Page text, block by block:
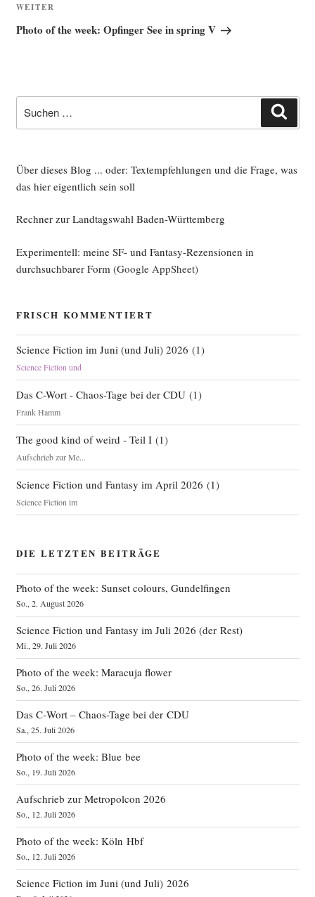
Nächster
Beitrag
WEITER
Photo of the week: Opfinger See in spring V
nach:
Über dieses Blog ... oder: Textempfehlungen und die Frage, was
das hier eigentlich sein soll
Rechner zur Landtagswahl Baden-Württemberg
Experimentell: meine SF- und Fantasy-Rezensionen in
durchsuchbarer Form (Google AppSheet)
FRISCH KOMMENTIERT
Science Fiction im Juni (und Juli) 2026 (1)
Science Fiction und
Das C-Wort - Chaos-Tage bei der CDU(1)
Frank Hamm
The good kind of weird - Teil I(1)
Aufschrieb zur Me...
Science Fiction und Fantasy im April 2026 (1)
Science Fiction im
DIE LETZTEN BEITRÄGE
Photo of the week: Sunset colours, Gundelfingen
So., 2. August 2026
Science Fiction und Fantasy im Juli 2026 (der Rest)
Mi., 29. Juli 2026
Photo of the week: Maracuja flower
So., 26. Juli 2026
Das C‑Wort – Chaos-Tage bei der CDU
Sa., 25. Juli 2026
Photo of the week: Blue bee
So., 19. Juli 2026
Aufschrieb zur Metropolcon 2026
So., 12. Juli 2026
Photo of the week: Köln Hbf
So., 12. Juli 2026
Science Fiction im Juni (und Juli) 2026